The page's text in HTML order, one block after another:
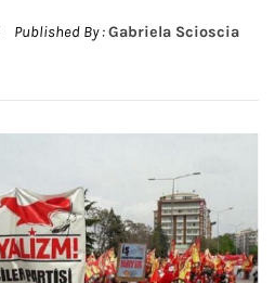
Published By :Gabriela Scioscia